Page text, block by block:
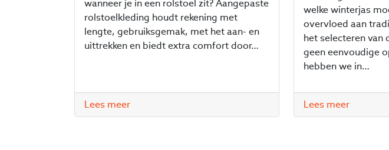
wanneer je in een rolstoel zit? Aangepaste
rolstoelkleding houdt rekening met
lengte, gebruiksgemak, met het aan- en
uittrekken en biedt extra comfort door…
Lees meer
welke winterjas
overvloed aan
het selecteren van
geen eenvoudige
hebben we in…
Lees meer